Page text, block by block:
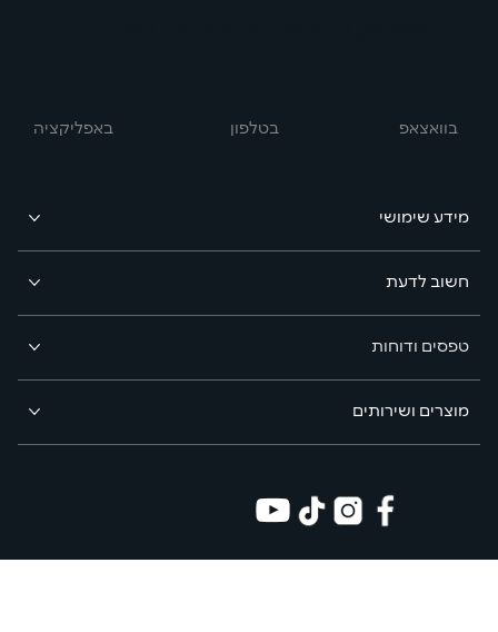
מידע שימושי
חשוב לדעת
טפסים ודוחות
מוצרים ושירותים
בוואצאפ בטלפון באפליקציה